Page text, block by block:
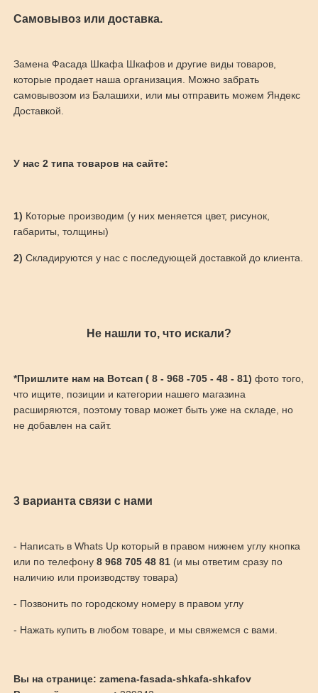
Самовывоз или доставка.
Замена Фасада Шкафа Шкафов и другие виды товаров,
которые продает наша организация. Можно забрать
самовывозом из Балашихи, или мы отправить можем Яндекс
Доставкой.
У нас 2 типа товаров на сайте:
1) Которые производим (у них меняется цвет, рисунок,
габариты, толщины)
2) Складируются у нас с последующей доставкой до клиента.
Не нашли то, что искали?
*Пришлите нам на Вотсап ( 8 - 968 -705 - 48 - 81) фото того,
что ищите, позиции и категории нашего магазина
расширяются, поэтому товар может быть уже на складе, но
не добавлен на сайт.
3 варианта связи с нами
- Написать в Whats Up который в правом нижнем углу кнопка
или по телефону 8 968 705 48 81(и мы ответим сразу по
наличию или производству товара)
- Позвонить по городскому номеру в правом углу
- Нажать купить в любом товаре, и мы свяжемся с вами.
Вы на странице: zamena-fasada-shkafa-shkafov